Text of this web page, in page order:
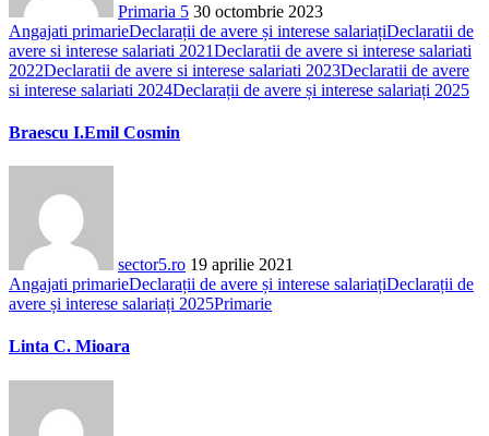
Primaria 5 30 octombrie 2023
Angajati primarieDeclarații de avere și interese salariațiDeclaratii de
avere si interese salariati 2021Declaratii de avere si interese salariati
2022Declaratii de avere si interese salariati 2023Declaratii de avere
si interese salariati 2024Declarații de avere și interese salariați 2025
Braescu I.Emil Cosmin
sector5.ro 19 aprilie 2021
Angajati primarieDeclarații de avere și interese salariațiDeclarații de
avere și interese salariați 2025Primarie
Linta C. Mioara